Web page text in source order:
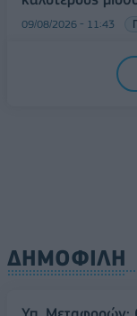
09/08/2026 - 11:43
Υπ. Μεταφορών:
πινακίδων
ΔΗΜΟΦΙΛΗ